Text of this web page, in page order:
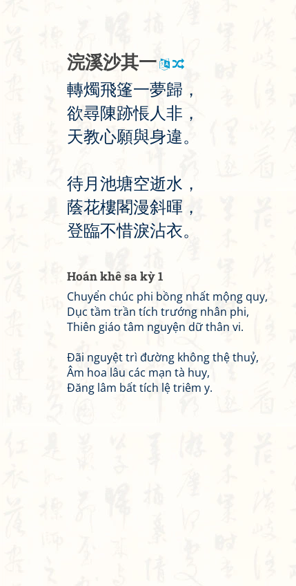
浣溪沙其一
轉燭飛篷一夢歸 ，
欲尋陳跡悵 人非 ，
天教心願與身違。
待月 池塘空逝水 ，
蔭花樓閣漫斜暉 ，
登臨不惜淚沾衣。
Hoán khê sa kỳ 1
Chuyển chúc phi bồng nhất mộng quy,
Dục tầm trần tích trướng nhân phi,
Thiên giáo tâm nguyện dữ thân vi.
Đãi nguyệt trì đường không thệ thuỷ,
Âm hoa lâu các mạn tà huy,
Đăng lâm bất tích lệ triêm y.